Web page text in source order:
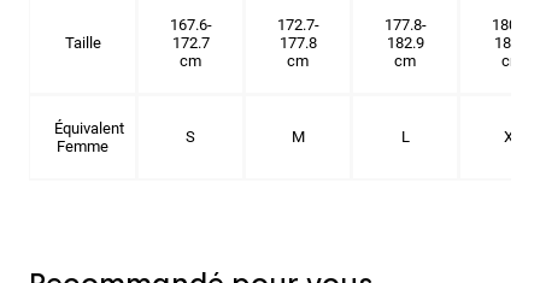
Taille
167.6-
172.7
cm
172.7-
177.8
cm
177.8-
182.9
cm
180.3-
185.5
cm
Équivalent
Femme
S M L XL